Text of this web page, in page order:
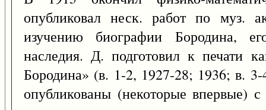
опубликовал неск. работ по муз.
изучению биографии Бородина,
наследия. Д. подготовил к печати
Бородина» (в. 1-2, 1927-28; 1936; в.
опубликованы (некоторые впервые)